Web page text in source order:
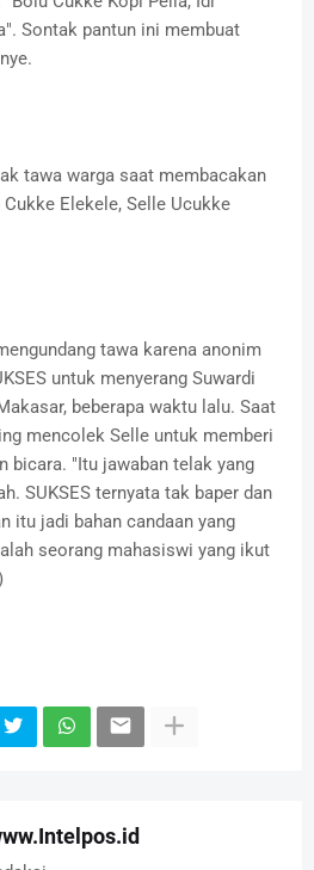
Sontak pantun ini membuat
tawa warga saat membacakan
Elekele, Selle Ucukke
tawa karena anonim
untuk menyerang Suwardi
beberapa waktu lalu. Saat
mencolek Selle untuk memberi
bicara. "Itu jawaban telak yang
SUKSES ternyata tak baper dan
itu jadi bahan candaan yang
seorang mahasiswi yang ikut